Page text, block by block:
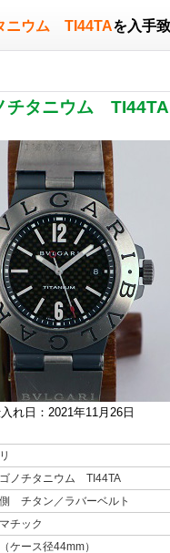
ニウム TI44TAを入手
タニウム TI44TA
れ日：2021年11月26日
ノチタニウム TI44TA
チタン／ラバーベルト
チック
ケース径44mm）